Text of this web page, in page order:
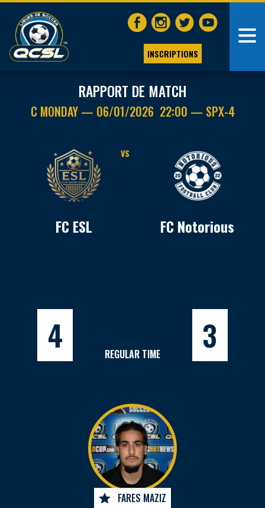
INSCRIPTIONS
RAPPORT DE MATCH
C MONDAY — 06/01/2026 22:00 — SPX-4
FC ESL
VS
FC Notorious
4 REGULAR TIME 3
FARES MAZIZ